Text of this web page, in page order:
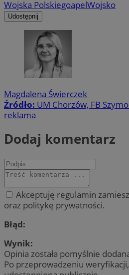
Wojska PolskiegoapelWojsko
Udostępnij
Magdalena Świerczek
Źródło: UM Chorzów, FB
reklama
Dodaj komentarz
Akceptuję regulamin
oraz politykę prywatności.
Błąd:
Wynik:
Opinia została pomyślnie
Po przeprowadzeniu